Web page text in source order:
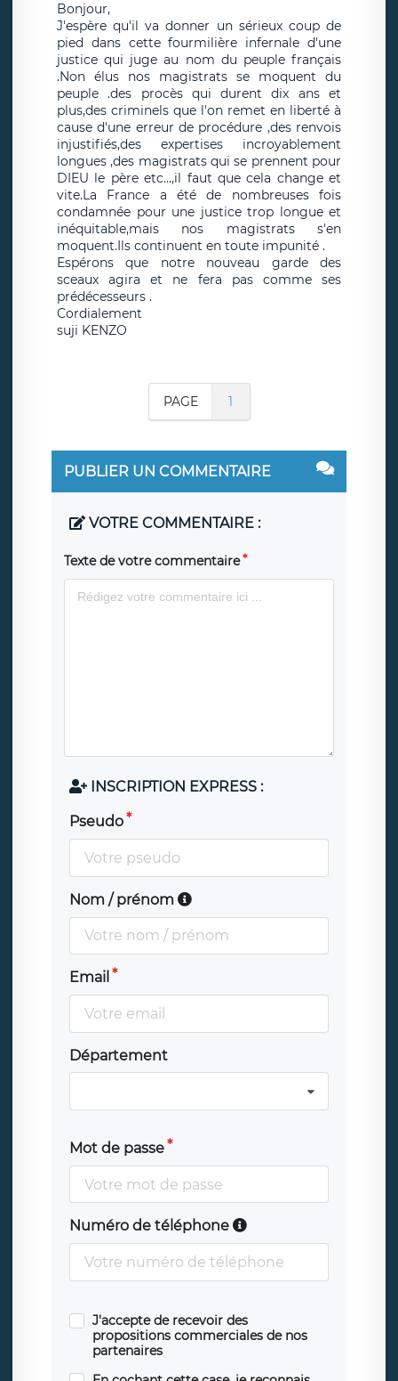
Bonjour,
J'espère qu'il va donner un sérieux coup de
pied dans cette fourmilière infernale d'une
justice qui juge au nom du peuple français
.Non élus nos magistrats se moquent du
peuple .des procès qui durent dix ans et
plus,des criminels que l'on remet en liberté à
cause d'une erreur de procédure ,des renvois
injustifiés,des expertises incroyablement
longues ,des magistrats qui se prennent pour
DIEU le père etc...,il faut que cela change et
vite.La France a été de nombreuses fois
condamnée pour une justice trop longue et
inéquitable,mais nos magistrats s'en
moquent.Ils continuent en toute impunité .
Espérons que notre nouveau garde des
sceaux agira et ne fera pas comme ses
prédécesseurs .
Cordialement
suji KENZO
PAGE 1
PUBLIER UN COMMENTAIRE
VOTRE COMMENTAIRE :
Texte de votre commentaire
INSCRIPTION EXPRESS :
Pseudo
Nom / prénom
Email
Département
Mot de passe
Numéro de téléphone
J'accepte de recevoir des
propositions commerciales de nos
partenaires